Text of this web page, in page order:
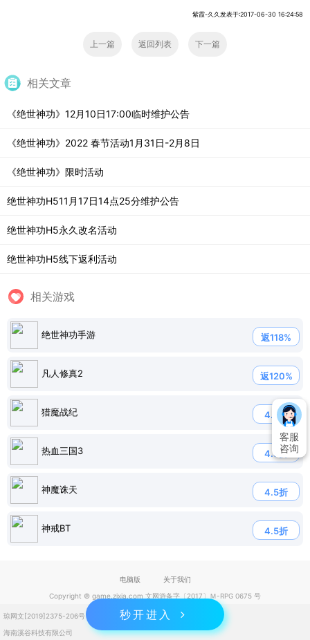
紫霞-久久发表于:2017-06-30 16:24:58
上一篇 返回列表 下一篇
相关文章
《绝世神功》12月10日17:00临时维护公告
《绝世神功》2022 春节活动1月31日-2月8日
《绝世神功》限时活动
绝世神功H511月17日14点25分维护公告
绝世神功H5永久改名活动
绝世神功H5线下返利活动
相关游戏
绝世神功手游 返118%
凡人修真2 返120%
猎魔战纪 4.7折
热血三国3 4.8折
神魔诛天 4.5折
神戒BT 4.5折
秒开进入
客服
咨询
电脑版
关于我们
Copyright © game.zixia.com 文网游备字〔2017〕Ｍ-RPG 0675 号
琼网文[2019]2375-206号
琼ICP备2023004832号
海南溪谷科技有限公司